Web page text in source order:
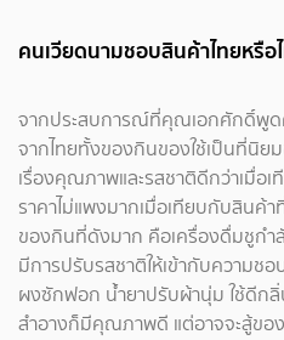
คนเวียดนามชอบสินค้าไทยหรือ
จากประสบการณ์ที่คุณเอกศักดิ์พู
จากไทยทั้งของกินของใช้เป็นที่นิย
เรื่องคุณภาพและรสชาติดีกว่าเมื่อเ
ราคาไม่แพงมากเมื่อเทียบกับสินค้
ของกินที่ดังมาก คือเครื่องดื่มชูกำ
มีการปรับรสชาติให้เข้ากับความ
ผงซักฟอก น้ำยาปรับผ้านุ่ม ใช้ดีก
สำอางก็มีคุณภาพดี แต่อาจจะสู้ขอ